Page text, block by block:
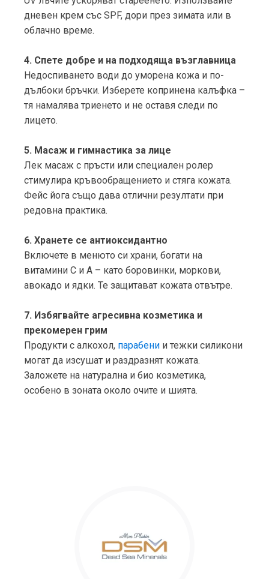
дневен крем със SPF, дори през зимата или в
облачно време.
4. Спете добре и на подходяща възглавница
Недоспиването води до уморена кожа и по-
дълбоки бръчки. Изберете копринена калъфка –
тя намалява триенето и не оставя следи по
лицето.
5. Масаж и гимнастика за лице
Лек масаж с пръсти или специален ролер
стимулира кръвообращението и стяга кожата.
Фейс йога също дава отлични резултати при
редовна практика.
6. Хранете се антиоксидантно
Включете в менюто си храни, богати на
витамини C и A – като боровинки, моркови,
авокадо и ядки. Те защитават кожата отвътре.
7. Избягвайте агресивна козметика и
прекомерен грим
Продукти с алкохол, парабени и тежки силикони
могат да изсушат и раздразнят кожата.
Заложете на натурална и био козметика,
особено в зоната около очите и шията.